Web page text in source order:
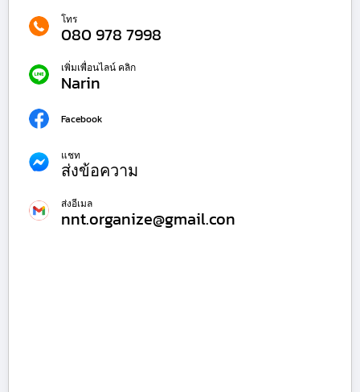
โทร
080 978 7998
เพิ่มเพื่อนไลน์ คลิก
Narin
Facebook
แชท
ส่งข้อความ
ส่งอีเมล
nnt.organize@gmail.con